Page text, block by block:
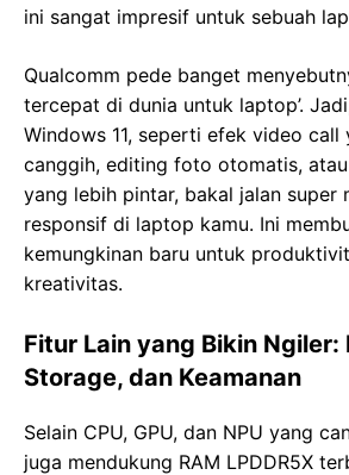
ini sangat impresif untuk sebuah
Qualcomm pede banget
tercepat di dunia untuk laptop’.
Windows 11, seperti efek video call
canggih, editing foto otomatis,
yang lebih pintar, bakal jalan super
responsif di laptop kamu. Ini
kemungkinan baru untuk
kreativitas.
Fitur Lain yang Bikin Ngiler:
Storage, dan Keamanan
Selain CPU, GPU, dan NPU yang
juga mendukung RAM LPDDR5X